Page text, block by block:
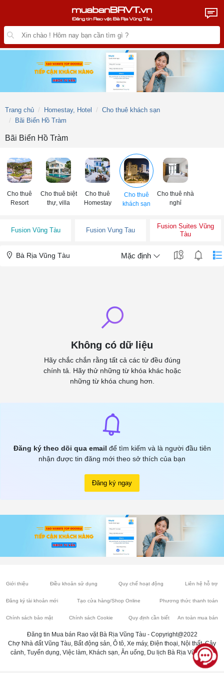
Trang chủ Homestay, Hotel
Cho thuê khách sạn
Bãi Biển Hồ Tràm
Bãi Biển Hồ Tràm
Cho thuê
Resort
Cho thuê biệt
thự, villa
Cho thuê
Homestay
Cho thuê
khách sạn
Cho thuê nhà
nghỉ
Fusion Vũng Tàu Fusion Vung Tau
Fusion Suites Vũng
Tàu
Bà Rịa Vũng Tàu Mặc định
Không có dữ liệu
Hãy chắc chắn rằng tất cả các từ đều đúng
chính tả. Hãy thử những từ khóa khác hoặc
những từ khóa chung hơn.
Đăng ký theo dõi qua email để tìm kiếm và là người đầu tiên
nhận được tin đăng mới theo sở thích của bạn
Đăng ký ngay
Giới thiệu Điều khoản sử dụng Quy chế hoạt động Liên hệ hỗ trợ
Đăng ký tài khoản mới Tạo cửa hàng/Shop Online Phương thức thanh toán
Chính sách bảo mật Chính sách Cookie Quy định cần biết An toàn mua bán
Đăng tin Mua bán Rao vặt Bà Rịa Vũng Tàu - Copyright@2022
Chợ Nhà đất Vũng Tàu, Bất động sản, Ô tô, Xe máy, Điện thoại, Nội thất, Cây
cảnh, Tuyển dụng, Việc làm, Khách sạn, Ăn uống, Du lịch Bà Rịa Vũng Tàu